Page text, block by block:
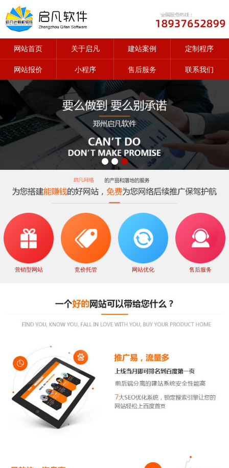
网站首页 关于启凡 建站案例 定制程序
网站报价 小程序 售后服务 联系我们
营销型网站 竞价托管 网站优化 售后服务